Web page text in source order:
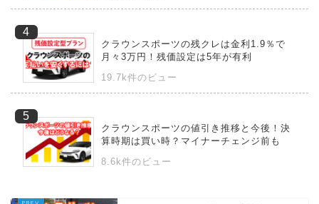
クラウンスポーツの残クレは金利1.9％で
月々3万円！残価設定は5年が有利
19.7k件のビュー
クラウンスポーツの値引き推移と今後！決
算時期は買い時？マイナーチェンジ前も
8.6k件のビュー